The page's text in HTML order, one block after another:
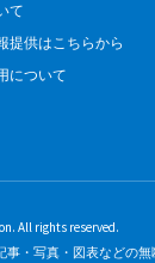
て
提供はこちらから
について
All rights reserved.
事・写真・図表などの